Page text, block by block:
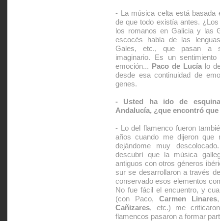
- La música celta está basada
de que todo existía antes.
los romanos en Galicia y las
escocés habla de las
Gales, etc., que pasan a
imaginario. Es un
emoción... Paco de Lucía lo
desde esa continuidad de
genes.
- Usted ha ido de
Andalucía, ¿que encontró
- Lo del flamenco fueron
años cuando me dijeron que
dejándome muy
descubrí que la música
antiguos con otros géneros
sur se desarrollaron a través
conservado esos elementos
No fue fácil el encuentro, y
(con Paco, Carmen Linares
Cañizares, etc.) me
flamencos pasaron a formar